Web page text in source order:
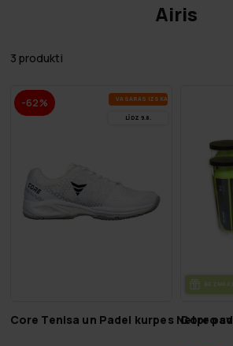
Airis
3 produkti
-62% VA­SA­RAS IZ­SKA­ŅA
LĪDZ 9.8.
Core Tenisa un Padel kurpes Netpro
Core